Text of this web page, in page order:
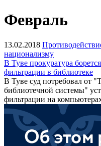
Февраль
13.02.2018
национализму
В Туве прокуратура
фильтрации в библиотеке
В Туве суд потребовал от
библиотечной системы"
фильтрации на